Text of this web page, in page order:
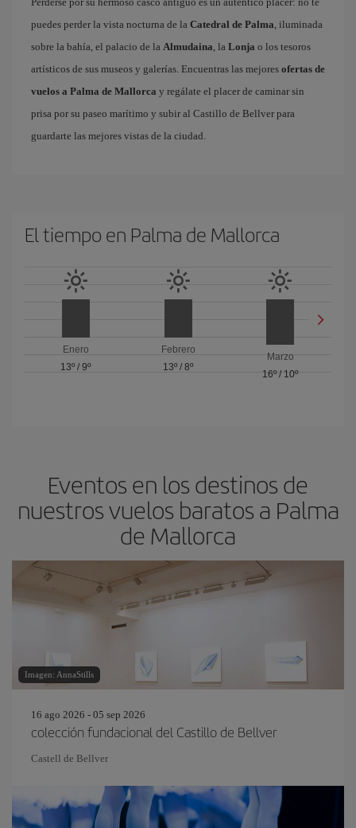
puedes perder la vista nocturna de la Catedral de Palma, iluminada
sobre la bahía, el palacio de la Almudaina, la Lonja o los tesoros
artísticos de sus museos y galerías. Encuentras las mejores ofertas de
vuelos a Palma de Mallorca y regálate el placer de caminar sin
prisa por su paseo marítimo y subir al Castillo de Bellver para
guardarte las mejores vistas de la ciudad.
El tiempo en Palma de Mallorca
Enero
13º /9º
Febrero
13º / 8º
Marzo
16º/ 10º
Eventos en los destinos de
nuestros vuelos baratos a Palma
de Mallorca
Imagen: AnnaStills
16 ago 2026 - 05 sep 2026
colección fundacional del Castillo de Bellver
Castell de Bellver